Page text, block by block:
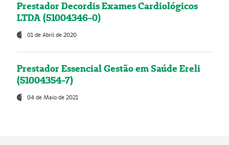
Prestador Decordis Exames Cardiológicos
LTDA (51004346-0)
01 de Abril de 2020
Prestador Essencial Gestão em Saúde Ereli
(51004354-7)
04 de Maio de 2021